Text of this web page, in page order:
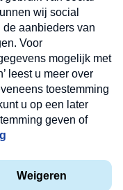
op onze
in uw